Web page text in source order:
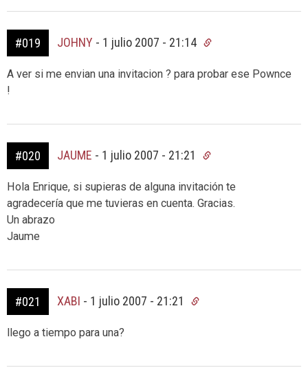
#019 JOHNY - 1 julio 2007 - 21:14
A ver si me envian una invitacion ? para probar ese Pownce
!
#020 JAUME - 1 julio 2007 - 21:21
Hola Enrique, si supieras de alguna invitación te
agradecería que me tuvieras en cuenta. Gracias.
Un abrazo
Jaume
#021 XABI - 1 julio 2007 - 21:21
llego a tiempo para una?